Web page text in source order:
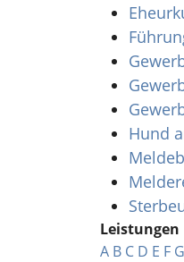
Hund
Leistungen
A B C D E F G